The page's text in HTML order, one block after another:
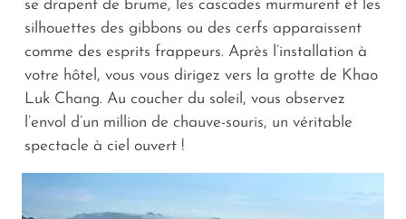
se drapent de brume, les cascades murmurent et les
silhouettes des gibbons ou des cerfs apparaissent
comme des esprits frappeurs. Après l’installation à
votre hôtel, vous vous dirigez vers la grotte de Khao
Luk Chang. Au coucher du soleil, vous observez
l’envol d’un million de chauve-souris, un véritable
spectacle à ciel ouvert !